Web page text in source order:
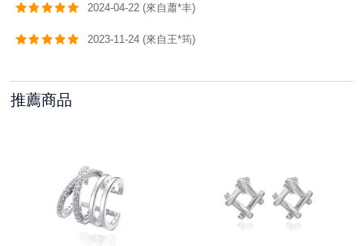
2024-04-22 (來自蕭*丰)
2023-11-24 (來自王*筠)
推薦商品